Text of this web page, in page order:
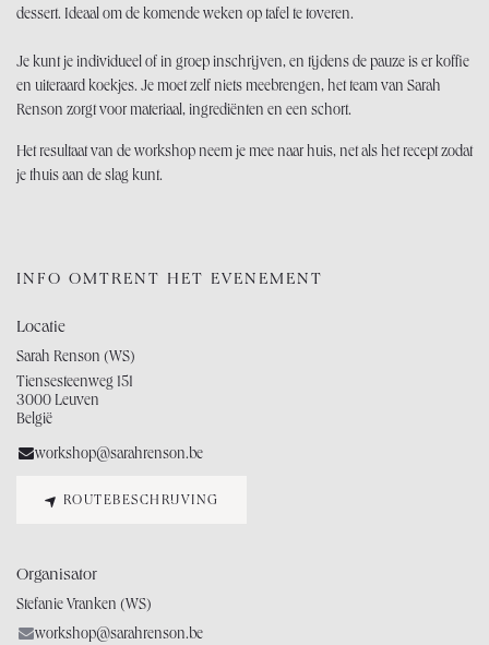
dessert. Ideaal om de komende weken op tafel te toveren.
Je kunt je individueel of in groep inschrijven, en tijdens de pauze is er koffie
en uiteraard koekjes. Je moet zelf niets meebrengen, het team van Sarah
Renson zorgt voor materiaal, ingrediënten en een schort.
Het resultaat van de workshop neem je mee naar huis, net als het recept zodat
je thuis aan de slag kunt.
INFO OMTRENT HET EVENEMENT
Locatie
Sarah Renson (WS)
Tiensesteenweg 151
3000 Leuven
België
workshop@sarahrenson.be
ROUTEBESCHRIJVING
Organisator
Stefanie Vranken (WS)
workshop@sarahrenson.be